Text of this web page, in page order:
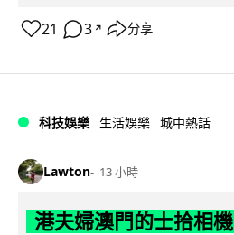
21 3 ↗ 分享
科技娛樂 生活娛樂 城中熱話
Lawton 13 小時
港夫婦澳門的士拾相